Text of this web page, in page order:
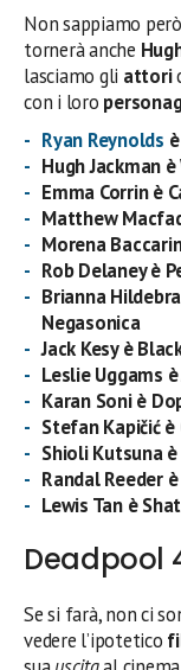
Non sappiamo
tornerà anche
lasciamo gli attori
con i loro
Ryan Reynolds
Hugh Jackman
Emma Corrin è
Matthew
Morena
Rob Delaney è
Brianna
Negasonica
Jack Kesy è
Leslie Uggams
Karan Soni è
Stefan Kapičić è
Shioli Kutsuna
Randal Reeder
Lewis Tan è
Deadpool
Se si farà, non ci
vedere l’ipotetico